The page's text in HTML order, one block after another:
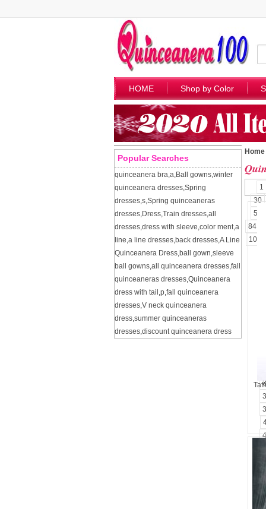
HOME Shop by Color
Popular Searches
quinceanera bra,a,Ball gowns,winter
quinceanera dresses,Spring
dresses,s,Spring quinceaneras
dresses,Dress,Train dresses,all
dresses,dress with sleeve,color ment,a
line,a line dresses,back dresses,A Line
Quinceanera Dress,ball gown,sleeve
ball gowns,all quinceanera dresses,fall
quinceaneras dresses,Quinceanera
dress with tail ,p,fall quinceanera
dresses,V neck quinceanera
dress,summer quinceaneras
dresses,discount quinceanera dress
Home
1
30
57
84
109